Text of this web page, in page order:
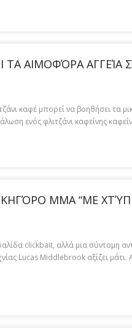
ΑΙΜΟΦΌΡΑ ΑΓΓΕΊΑ
καφέ μπορεί να βοηθήσει τα
ενός φλιτζάνι καφεΐνης
MMA “ΜΕ
clickbait, αλλά μια σύντομη
Lucas Middlebrook αξίζει